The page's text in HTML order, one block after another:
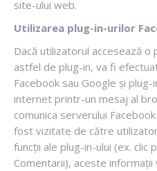
site-ului web.
Utilizarea plug-in-urilor
Dacă utilizatorul accesează o
astfel de plug-in, va fi
Facebook sau Google și
internet printr-un mesaj al
comunica serverului
fost vizitate de către
funcții ale plug-in-ului (ex. clic
Comentarii), aceste